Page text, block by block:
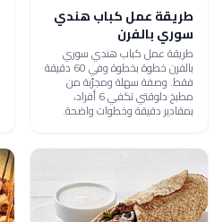
طريقة عمل كباب هندي
سوري بالفرن
طريقة عمل كباب هندي سوري
بالفرن خطوة بخطوة وفي 60 دقيقة
فقط. وصفة سهلة ومجرّبة من
مطبخ دلوقتي تكفي 6 أفراد،
بمقادير دقيقة وخطوات واضحة.